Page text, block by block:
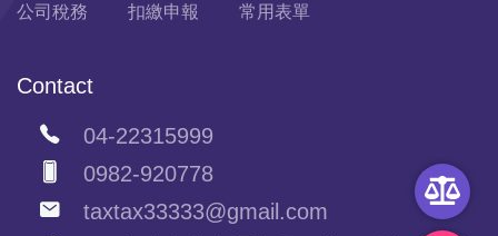
公司稅務 扣繳申報 常用表單
Contact
04-22315999
0982-920778
taxtax33333@gmail.com